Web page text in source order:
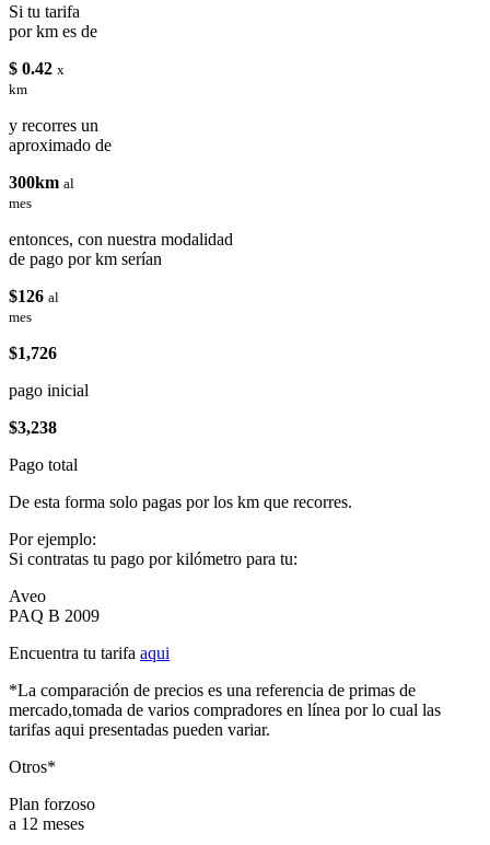
Si tu tarifa
por km es de
$ 0.42 x
km
y recorres un
aproximado de
300km al
mes
entonces, con nuestra modalidad
de pago por km serían
$126 al
mes
$1,726
pago inicial
$3,238
Pago total
De esta forma solo pagas por los km que recorres.
Por ejemplo:
Si contratas tu pago por kilómetro para tu:
Aveo
PAQ B 2009
Encuentra tu tarifa aqui
*La comparación de precios es una referencia de primas de
mercado,tomada de varios compradores en línea por lo cual las
tarifas aqui presentadas pueden variar.
Otros*
Plan forzoso
a 12 meses